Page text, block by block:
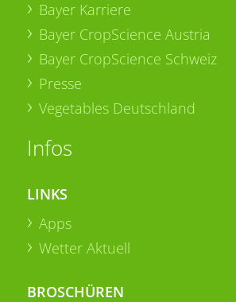
Bayer Karriere
Bayer CropScience Austria
Bayer CropScience Schweiz
Presse
Vegetables Deutschland
Infos
LINKS
Apps
Wetter Aktuell
BROSCHÜREN